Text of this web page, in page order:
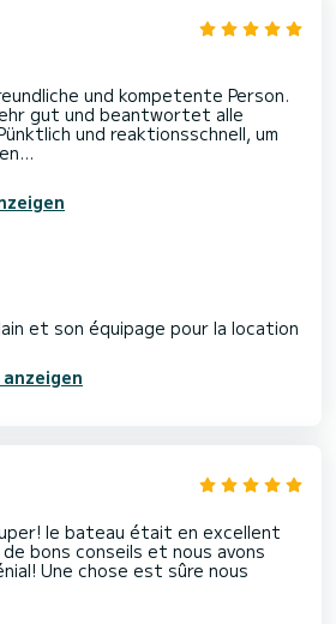
und kompetente Person.
gut und beantwortet alle
und reaktionsschnell, um
le bateau était en excellent
bons conseils et nous avons
Une chose est sûre nous